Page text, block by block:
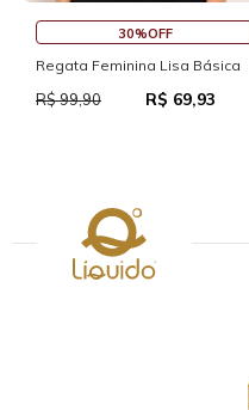
30%OFF
Regata Feminina Lisa Básica
R$ 99,90 R$ 69,93